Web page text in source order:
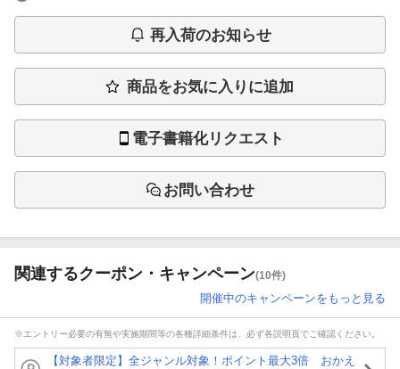
再入荷のお知らせ
商品をお気に入りに追加
電子書籍化リクエスト
お問い合わせ
関連するクーポン・キャンペーン(10件)
開催中のキャンペーンをもっと見る
※エントリー必要の有無や実施期間等の各種詳細条件は、必ず各説明頁でご確認ください。
【対象者限定】全ジャンル対象！ポイント最大3倍 おかえ